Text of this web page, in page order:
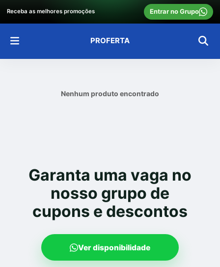
Receba as melhores promoções Entrar no Grupo
PROFERTA
Nenhum produto encontrado
Garanta uma vaga no
nosso grupo de
cupons e descontos
Ver disponibilidade